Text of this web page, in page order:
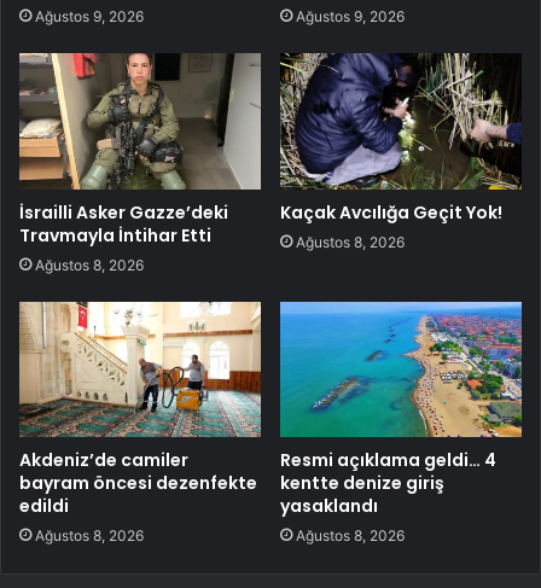
Ağustos 9, 2026 Ağustos 9, 2026
İsrailli Asker Gazze’deki
Travmayla İntihar Etti
Ağustos 8, 2026
Kaçak Avcılığa Geçit Yok!
Ağustos 8, 2026
Akdeniz’de camiler
bayram öncesi dezenfekte
edildi
Ağustos 8, 2026
Resmi açıklama geldi… 4
kentte denize giriş
yasaklandı
Ağustos 8, 2026